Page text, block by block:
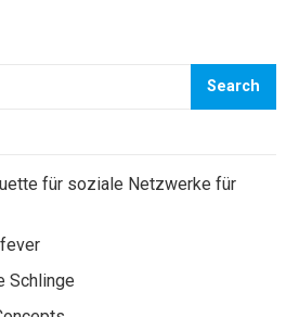
Search
für soziale Netzwerke für
Schlinge